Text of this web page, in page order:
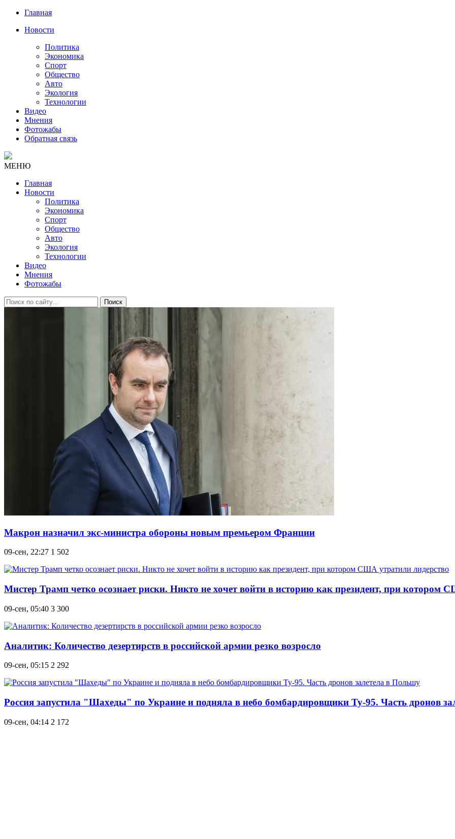
Главная
Новости
Политика
Экономика
Спорт
Общество
Авто
Экология
Технологии
Видео
Мнения
Фотожабы
Обратная связь
МЕНЮ
Главная
Новости
Политика
Экономика
Спорт
Общество
Авто
Экология
Технологии
Видео
Мнения
Фотожабы
Поиск
Макрон назначил экс-министра обороны новым премьером Франции
09-сен, 22:27 1 502
Мистер Трамп четко осознает риски. Никто не хочет войти в историю как президент, при котором
09-сен, 05:40 3 300
Аналитик: Количество дезертирств в российской армии резко возросло
09-сен, 05:15 2 292
Россия запустила "Шахеды" по Украине и подняла в небо бомбардировщики Ту-95. Часть дронов
09-сен, 04:14 2 172